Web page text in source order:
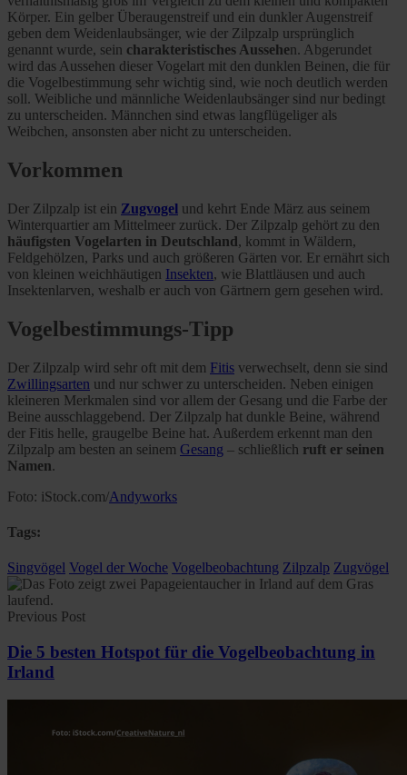
Körper. Ein gelber Überaugenstreif und ein dunkler Augenstreif
geben dem Weidenlaubsänger, wie der Zilpzalp ursprünglich
genannt wurde, sein charakteristisches Aussehen. Abgerundet
wird das Aussehen dieser Vogelart mit den dunklen Beinen, die für
die Vogelbestimmung sehr wichtig sind, wie noch deutlich werden
soll. Weibliche und männliche Weidenlaubsänger sind nur bedingt
zu unterscheiden. Männchen sind etwas langflügeliger als
Weibchen, ansonsten aber nicht zu unterscheiden.
Vorkommen
Der Zilpzalp ist ein Zugvogel und kehrt Ende März aus seinem
Winterquartier am Mittelmeer zurück. Der Zilpzalp gehört zu den
häufigsten Vogelarten in Deutschland, kommt in Wäldern,
Feldgehölzen, Parks und auch größeren Gärten vor. Er ernährt sich
von kleinen weichhäutigen Insekten, wie Blattläusen und auch
Insektenlarven, weshalb er auch von Gärtnern gern gesehen wird.
Vogelbestimmungs-Tipp
Der Zilpzalp wird sehr oft mit dem Fitis verwechselt, denn sie sind
Zwillingsarten und nur schwer zu unterscheiden. Neben einigen
kleineren Merkmalen sind vor allem der Gesang und die Farbe der
Beine ausschlaggebend. Der Zilpzalp hat dunkle Beine, während
der Fitis helle, graugelbe Beine hat. Außerdem erkennt man den
Zilpzalp am besten an seinem Gesang – schließlich ruft er seinen
Namen.
Foto: iStock.com/Andyworks
Tags:
Singvögel Vogel der Woche Vogelbeobachtung Zilpzalp Zugvögel
Previous Post
Die 5 besten Hotspot für die Vogelbeobachtung in
Irland